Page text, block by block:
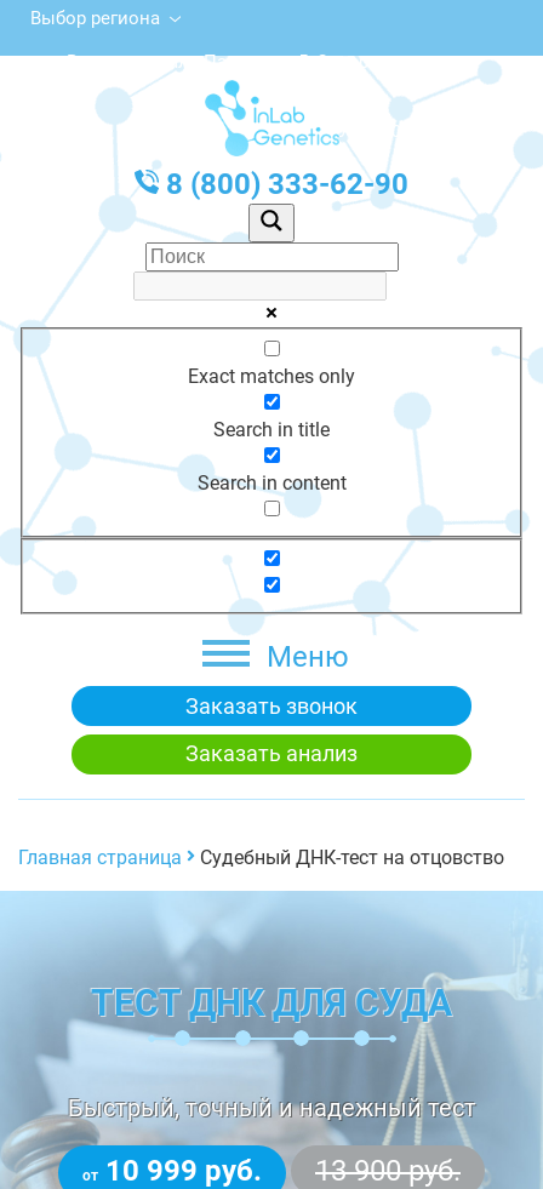
Выбор региона
ул. Вице-адмирала Падорина, 5, Североморск
с 10:00 до 20:00
График работы: Пн-Пт с 10:00 до 20:00
8 (800) 333-62-90
Exact matches only
Search in title
Search in content
Меню
Заказать звонок
Заказать анализ
Главная страница Судебный ДНК-тест на отцовство
ТЕСТ ДНК ДЛЯ СУДА
Быстрый, точный и надежный тест
от 10 999 руб. 13 900 руб.